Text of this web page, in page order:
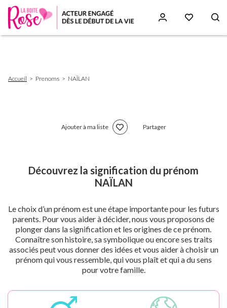
d'Ariane
Accueil Prenoms NAÏLAN
Ajouter à ma liste Partager
Découvrez la signification du prénom
NAÏLAN
Le choix d’un prénom est une étape importante pour les futurs
parents. Pour vous aider à décider, nous vous proposons de
plonger dans la signification et les origines de ce prénom.
Connaître son histoire, sa symbolique ou encore ses traits
associés peut vous donner des idées et vous aider à choisir un
prénom qui vous ressemble, qui vous plaît et qui a du sens
pour votre famille.